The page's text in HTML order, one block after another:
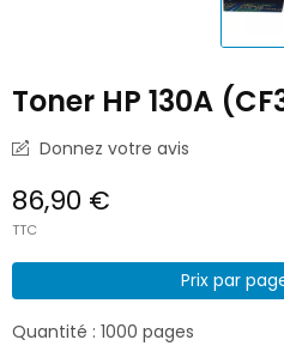
Toner HP 130A
Donnez votre avis
86,90 €
TTC
Prix par
Quantité : 1000 pages